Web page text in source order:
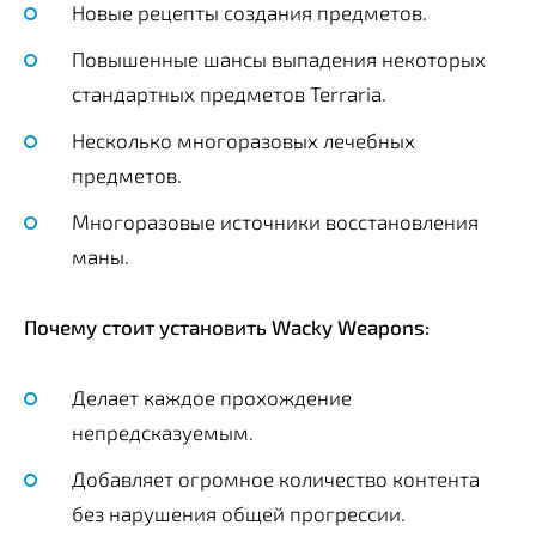
Новые рецепты создания предметов.
Повышенные шансы выпадения некоторых
стандартных предметов Terraria.
Несколько многоразовых лечебных
предметов.
Многоразовые источники восстановления
маны.
Почему стоит установить Wacky Weapons:
Делает каждое прохождение
непредсказуемым.
Добавляет огромное количество контента
без нарушения общей прогрессии.